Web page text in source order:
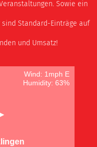
Sowie ein
Standard-Einträge auf
und Umsatz!
Wind: 1mph E
Humidity: 63%